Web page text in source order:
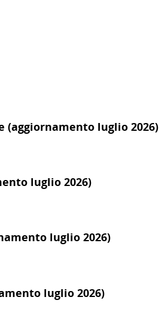
luglio 2026)
luglio 2026)
luglio 2026)
luglio 2026)